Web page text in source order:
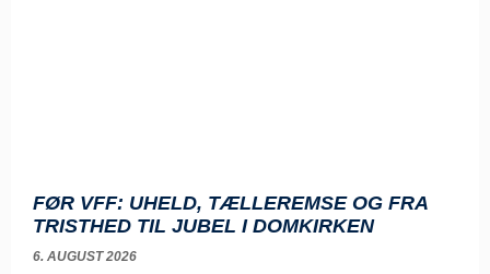
FØR VFF: UHELD, TÆLLEREMSE OG FRA
TRISTHED TIL JUBEL I DOMKIRKEN
6. AUGUST 2026